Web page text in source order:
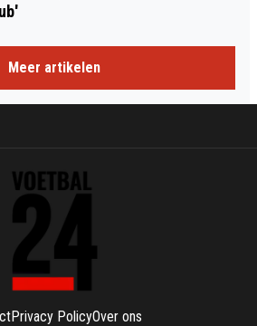
Meer artikelen
Privacy PolicyOver ons